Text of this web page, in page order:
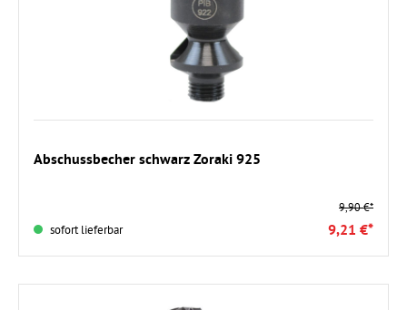
Abschussbecher schwarz Zoraki 925
sofort lieferbar
9,90 €*
9,21 €*